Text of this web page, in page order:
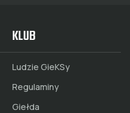
KLUB
Ludzie GieKSy
Regulaminy
Giełda